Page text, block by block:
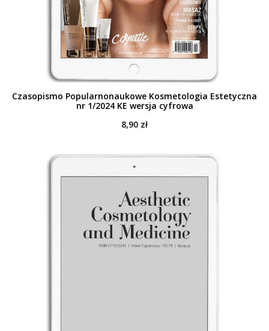
Czasopismo Popularnonaukowe Kosmetologia Estetyczna
nr 1/2024 KE wersja cyfrowa
8,90 zł